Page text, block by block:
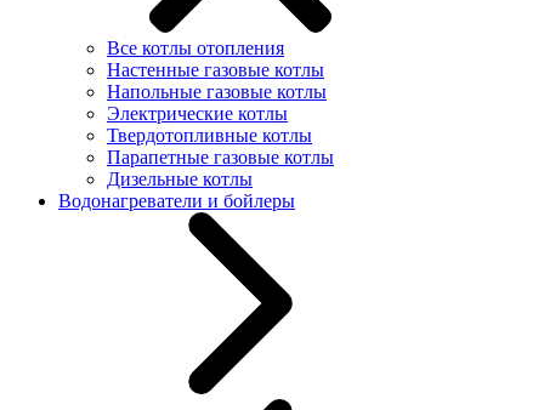
Все котлы отопления
Настенные газовые котлы
Напольные газовые котлы
Электрические котлы
Твердотопливные котлы
Парапетные газовые котлы
Дизельные котлы
Водонагреватели и бойлеры